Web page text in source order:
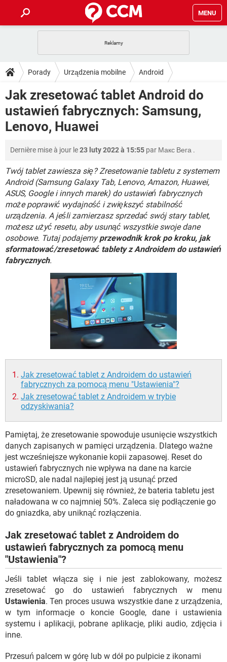
MENU
GRY WHATSAPP
SPOTIFY NETFLIX
INSTAGRAM FACEBOOK
WINDOWS 10
PORADY
PlayStation TIKTOK
GRY WHATSAPP
WINDOWS 10
DO POBRANIA
ANDROID TIKTOK
GRY
WINDOWS 10
FORUM
GRY WHATSAPP
SPOTIFY NETFLIX
INSTAGRAM FACEBOOK
WINDOWS 10
GRY WHATSAPP
SPOTIFY NETFLIX
INSTAGRAM FACEBOOK
WINDOWS 10
Porady Urządzenia mobilne Android
Jak zresetować tablet Android do
ustawień fabrycznych: Samsung,
Lenovo, Huawei
Dernière mise à jour le23 luty 2022 à 15:55 par Макс Вега .
Twój tablet zawiesza się? Zresetowanie tabletu z systemem
Android (Samsung Galaxy Tab, Lenovo, Amazon, Huawei,
ASUS, Google i innych marek) do ustawień fabrycznych
może poprawić wydajność i zwiększyć stabilność
urządzenia. A jeśli zamierzasz sprzedać swój stary tablet,
możesz użyć resetu, aby usunąć wszystkie swoje dane
osobowe. Tutaj podajemyprzewodnik krok po kroku, jak
sformatować/zresetować tablety z Androidem do ustawień
fabrycznych.
Jak zresetować tablet z Androidem do ustawień
fabrycznych za pomocą menu "Ustawienia"?
Jak zresetować tablet z Androidem w trybie
odzyskiwania?
Pamiętaj, że zresetowanie spowoduje usunięcie wszystkich
danych zapisanych w pamięci urządzenia. Dlatego ważne
jest wcześniejsze wykonanie kopii zapasowej. Reset do
ustawień fabrycznych nie wpływa na dane na karcie
microSD, ale nadal najlepiej jest ją usunąć przed
zresetowaniem. Upewnij się również, że bateria tabletu jest
naładowana w co najmniej 50%. Zaleca się podłączenie go
do gniazdka, aby uniknąć rozłączenia.
Jak zresetować tablet z Androidem do
ustawień fabrycznych za pomocą menu
"Ustawienia"?
Jeśli tablet włącza się i nie jest zablokowany, możesz
zresetować go do ustawień fabrycznych w menu
Ustawienia. Ten proces usuwa wszystkie dane z urządzenia,
w tym informacje o koncie Google, dane i ustawienia
systemu i aplikacji, pobrane aplikacje, pliki audio, zdjęcia i
inne.
Przesuń palcem w górę lub w dół po pulpicie z ikonami